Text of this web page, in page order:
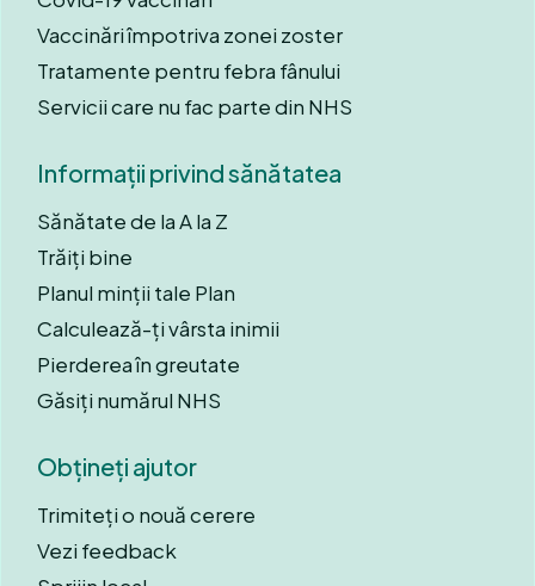
Vaccinări împotriva zonei zoster
Tratamente pentru febra fânului
Servicii care nu fac parte din NHS
Informații privind sănătatea
Sănătate de la A la Z
Trăiți bine
Planul minții tale Plan
Calculează-ți vârsta inimii
Pierderea în greutate
Găsiți numărul NHS
Obțineți ajutor
Trimiteți o nouă cerere
Vezi feedback